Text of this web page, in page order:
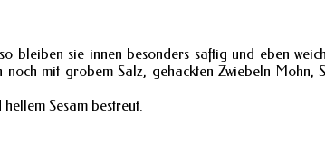
sie innen besonders saftig und eben
mit grobem Salz, gehackten Zwiebeln Mohn,
Sesam bestreut.